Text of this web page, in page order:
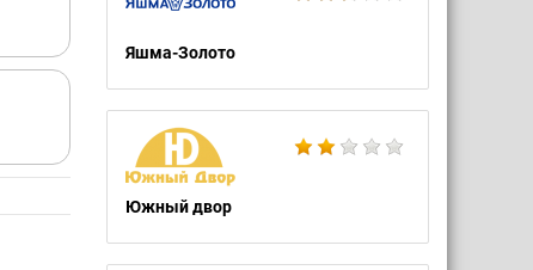
Яшма-Золото
Южный двор